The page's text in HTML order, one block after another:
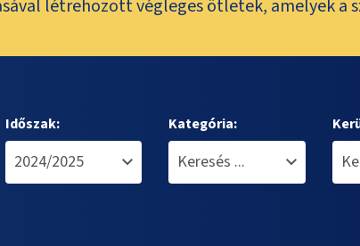
létrehozott végleges ötletek, amelyek a
Időszak: Kategória: